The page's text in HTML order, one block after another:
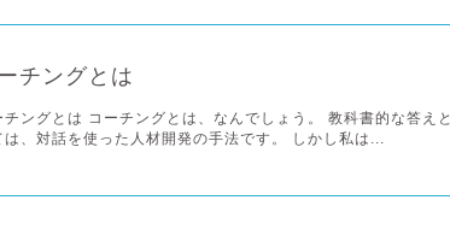
チングとは
チングとは コーチングとは、なんでしょう。 教科書的な答えと
は、対話を使った人材開発の手法です。 しかし私は...